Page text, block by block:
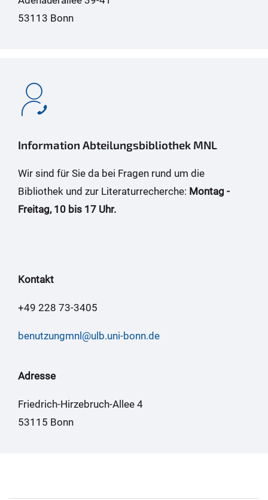
53113 Bonn
Information Abteilungsbibliothek MNL
Wir sind für Sie da bei Fragen rund um die
Bibliothek und zur Literaturrecherche: Montag -
Freitag, 10 bis 17 Uhr.
Kontakt
+49 228 73-3405
benutzungmnl@ulb.uni-bonn.de
Adresse
Friedrich-Hirzebruch-Allee 4
53115 Bonn